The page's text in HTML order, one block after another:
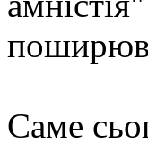
Саме